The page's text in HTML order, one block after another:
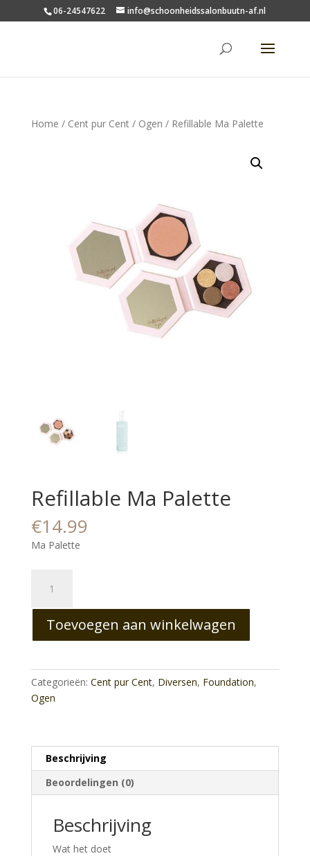
06-24547622 info@schoonheidssalonbuutn-af.nl
Home / Cent pur Cent/ Ogen / Refillable Ma Palette
Refillable Ma Palette
€14.99
Ma Palette
Palette
aantalToevoegen aan winkelwagen
Categorieën: Cent pur Cent, Diversen, Foundation,
Ogen
Beschrijving
Beoordelingen (0)
Beschrijving
Wat het doet